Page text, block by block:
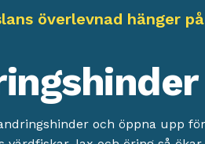
överlevnad hänger på
och öppna upp för